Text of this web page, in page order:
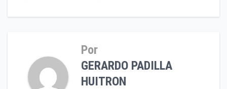
Por
GERARDO PADILLA
HUITRON